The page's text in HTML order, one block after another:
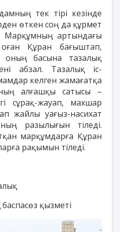
тек тірі кезінде
өткен соң да құрмет
Марқұмның артындағы
Құран бағыштап,
оның басына тазалық
абзал. Тазалық іс-
келген жамағатқа
алғашқы сатысы –
сұрақ-жауап, махшар
жайлы уағыз-насихат
разылығын тіледі.
марқұмдарға Құран
рақымын тіледі.
қызметі